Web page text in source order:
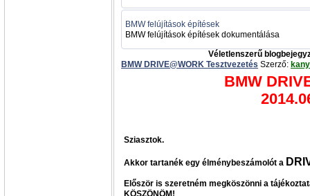
BMW felújítások építések
BMW felújítások építések dokumentálása
Véletlenszerű
BMW DRIVE@WORK Tesztvezetés Szerző:
BMW
Sziasztok.
Akkor tartanék egy élménybeszámolót a
Először is szeretném megköszönni a